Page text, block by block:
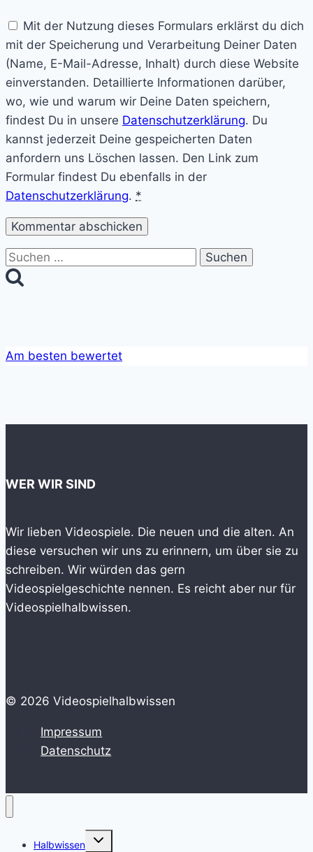
Mit der Nutzung dieses Formulars erklärst du dich
mit der Speicherung und Verarbeitung Deiner Daten
(Name, E-Mail-Adresse, Inhalt) durch diese Website
einverstanden. Detaillierte Informationen darüber,
wo, wie und warum wir Deine Daten speichern,
findest Du in unsere Datenschutzerklärung. Du
kannst jederzeit Deine gespeicherten Daten
anfordern uns Löschen lassen. Den Link zum
Formular findest Du ebenfalls in der
Datenschutzerklärung. *
Suchen
nach:
Am besten bewertet
WER WIR SIND
Wir lieben Videospiele. Die neuen und die alten. An
diese versuchen wir uns zu erinnern, um über sie zu
schreiben. Wir würden das gern
Videospielgeschichte nennen. Es reicht aber nur für
Videospielhalbwissen.
© 2026 Videospielhalbwissen
Impressum
Datenschutz
Halbwissen
Untermenü